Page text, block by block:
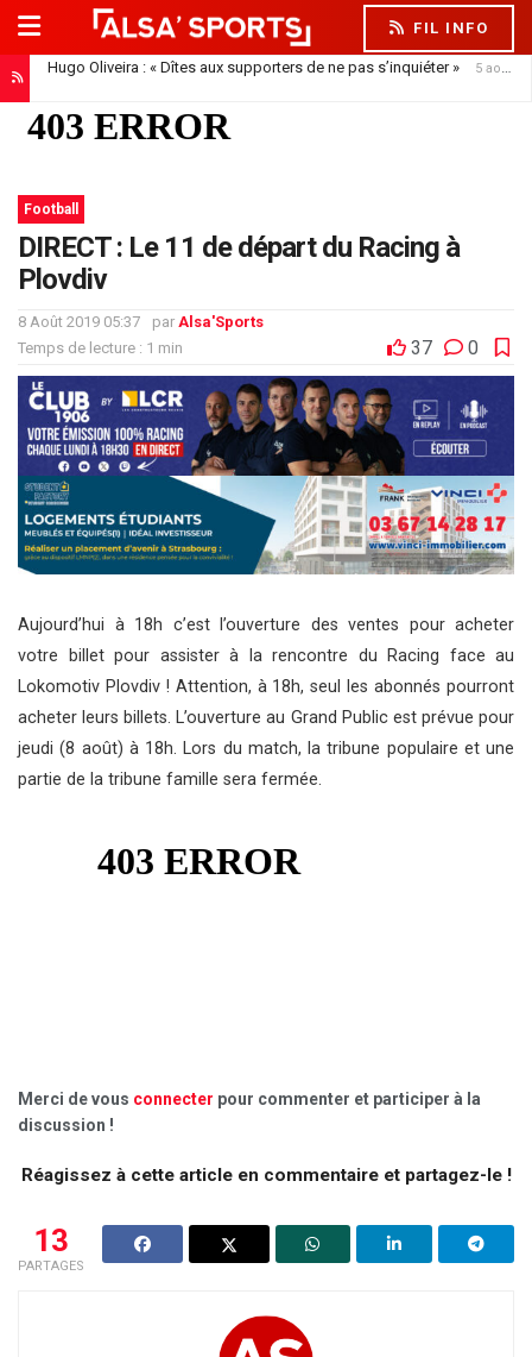
FIL INFO
Hugo Oliveira : « Dîtes aux supporters de ne pas s’inquiéter » 5 août 2026
Football
DIRECT : Le 11 de départ du Racing à
Plovdiv
8 Août 2019 05:37 par Alsa'Sports
Temps de lecture : 1 min
37 0
Aujourd’hui à 18h c’est l’ouverture des ventes pour acheter
votre billet pour assister à la rencontre du Racing face au
Lokomotiv Plovdiv ! Attention, à 18h, seul les abonnés pourront
acheter leurs billets. L’ouverture au Grand Public est prévue pour
jeudi (8 août) à 18h. Lors du match, la tribune populaire et une
partie de la tribune famille sera fermée.
Merci de vous connecter pour commenter et participer à la
discussion !
Réagissez à cette article en commentaire et partagez-le !
13
PARTAGES